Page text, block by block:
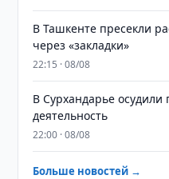
В Ташкенте пресекли
через «закладки»
22:15 · 08/08
В Сурхандарье осудили
деятельность
22:00 · 08/08
Больше новостей →